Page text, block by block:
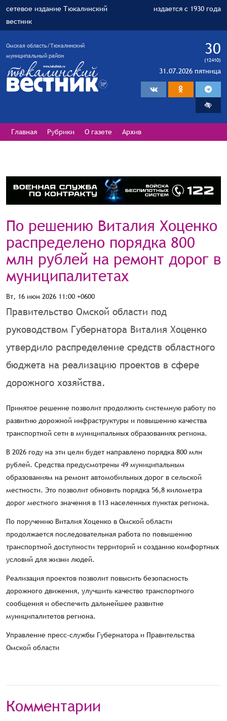
сетевое издание Тюкалинский
вестник
издается с 1930 года
Омская область/Тюкалинский
муниципальный район
30
(12410)
31.07.2026 пятница
Главная Рубрики О газете Архив
По решению Виталия Хоценко
распределено порядка 800
млн рублей на ремонт дорог в
муниципалитетах
Вт, 16 июн 2026 11:00 +0600
Правительство Омской области под
руководством Губернатора Виталия Хоценко
утвердило распределение средств областного
бюджета на реализацию проектов в сфере
дорожного хозяйства.
Принятое решение позволит продолжить системную работу по
развитию дорожной инфраструктуры и повышению качества
транспортной сети в муниципальных образованиях региона.
В 2026 году на эти цели будет направлено порядка 800 млн
рублей. Средства предусмотрены 49 муниципальным
образованиям на ремонт автомобильных дорог в сельской
местности. Это позволит обновить порядка 56,8 километра
дорог местного значения в 113 населенных пунктах региона.
По поручению Виталия Хоценко в Омской области
продолжается последовательная работа по повышению
транспортной доступности территорий и созданию комфортных
условий для жизни людей.
Реализация проектов позволит повысить безопасность
дорожного движения, улучшить качество транспортного
сообщения и обеспечить дальнейшее развитие
муниципалитетов региона.
Управление пресс-службы Губернатора и Правительства
Омской области
Комментарии